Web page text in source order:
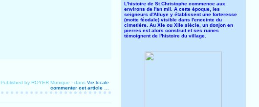
Published by ROYER Monique -dans Vie locale
commenter cet article
L'histoire de St Christophe commence aux
environs de l'an mil. A cette époque, les
seigneurs d'Alluye y établissent une forteresse
(motte féodale) visible dans l'enceinte du
cimetière. Au XIe ou XIIe siècle, un donjon en
pierres est alors construit et ses ruines
témoignent de l'histoire du village.